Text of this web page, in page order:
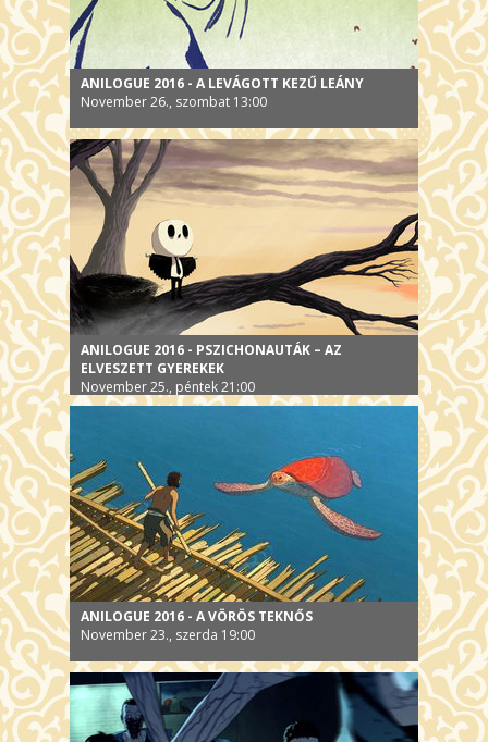
ANILOGUE 2016 - A LEVÁGOTT KEZŰ LEÁNY
November 26., szombat 13:00
ANILOGUE 2016 - PSZICHONAUTÁK – AZ
ELVESZETT GYEREKEK
November 25., péntek 21:00
ANILOGUE 2016 - A VÖRÖS TEKNŐS
November 23., szerda 19:00